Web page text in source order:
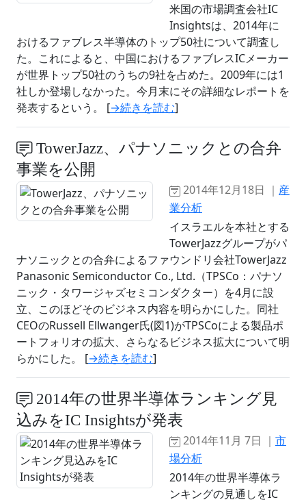
米国の市場調査会社IC
Insightsは、2014年に
おけるファブレス半導体のトップ50社について調査し
た。これによると、中国におけるファブレスICメーカー
が世界トップ50社のうちの9社を占めた。2009年には1
社しか登場しなかった。今月末にその詳細なレポートを
発表するという。 [→続きを読む]
TowerJazz、パナソニックとの合弁
事業を公開
2014年12月18日 ｜ 産
業分析
イスラエルを本社とする
TowerJazzグループがパ
ナソニックとの合弁によるファウンドリ会社TowerJazz
Panasonic Semiconductor Co., Ltd.（TPSCo：パナソ
ニック・タワージャズセミコンダクター）を4月に設
立、このほどそのビジネス内容を明らかにした。同社
CEOのRussell Ellwanger氏(図1)がTPSCoによる製品ポ
ートフォリオの拡大、さらなるビジネス拡大について明
らかにした。 [→続きを読む]
2014年の世界半導体ランキング見
込みをIC Insightsが発表
2014年11月 7日 ｜ 市
場分析
2014年の世界半導体ラ
ンキングの見通しをIC